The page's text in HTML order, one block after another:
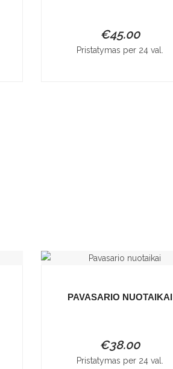
€45.00
Pristatymas per 24 val.
PAVASARIO NUOTAIKAI
€38.00
Pristatymas per 24 val.